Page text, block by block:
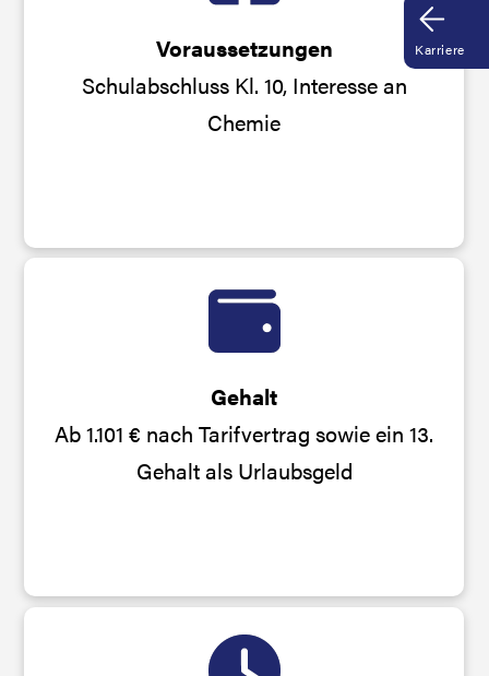
Karriere
Voraussetzungen
Schulabschluss Kl. 10, Interesse an
Chemie
Gehalt
Ab 1.101 € nach Tarifvertrag sowie ein 13.
Gehalt als Urlaubsgeld